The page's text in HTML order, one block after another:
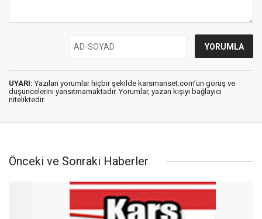
UYARI: Yazılan yorumlar hiçbir şekilde karsmanset.com’un görüş ve
düşüncelerini yansıtmamaktadır. Yorumlar, yazan kişiyi bağlayıcı
niteliktedir.
Önceki ve Sonraki Haberler